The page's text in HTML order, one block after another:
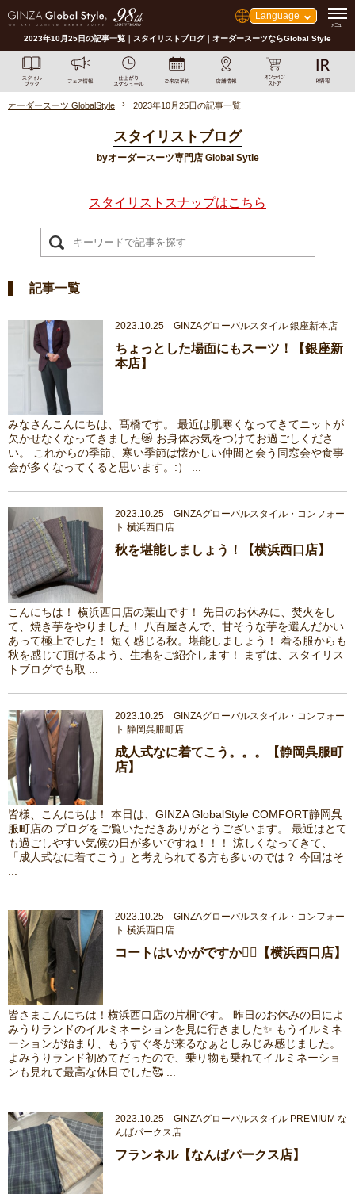
Language
2023年10月25日の記事一覧｜スタイリストブログ｜オーダースーツならGlobal Style
オーダースーツ GlobalStyle 2023年10月25日の記事一覧
スタイリストブログ
byオーダースーツ専門店 Global Sytle
スタイリストスナップはこちら
記事一覧
2023.10.25 GINZAグローバルスタイル 銀座新本店
ちょっとした場面にもスーツ！【銀座新
本店】
みなさんこんにちは、髙橋です。 最近は肌寒くなってきてニットが
欠かせなくなってきました😿 お身体お気をつけてお過ごしくださ
い。 これからの季節、寒い季節は懐かしい仲間と会う同窓会や食事
会が多くなってくると思います。:） ...
2023.10.25 GINZAグローバルスタイル・コンフォー
ト 横浜西口店
秋を堪能しましょう！【横浜西口店】
こんにちは！ 横浜西口店の葉山です！ 先日のお休みに、焚火をし
て、焼き芋をやりました！ 八百屋さんで、甘そうな芋を選んだかい
あって極上でした！ 短く感じる秋。堪能しましょう！ 着る服からも
秋を感じて頂けるよう、生地をご紹介します！ まずは、スタイリス
トブログでも取 ...
2023.10.25 GINZAグローバルスタイル・コンフォー
ト 静岡呉服町店
成人式なに着てこう。。。【静岡呉服町
店】
皆様、こんにちは！ 本日は、GINZA GlobalStyle COMFORT静岡呉
服町店の ブログをご覧いただきありがとうございます。 最近はとて
も過ごしやすい気候の日が多いですね！！！ 涼しくなってきて、
「成人式なに着てこう」と考えられてる方も多いのでは？ 今回はそ
2023.10.25 GINZAグローバルスタイル・コンフォー
ト 横浜西口店
コートはいかがですか💁‍♀️【横浜西口店】
皆さまこんにちは！横浜西口店の片桐です。 昨日のお休みの日によ
みうりランドのイルミネーションを見に行きました✨ もうイルミネ
ーションが始まり、もうすぐ冬が来るなぁとしみじみ感じました。
よみうりランド初めてだったので、乗り物も乗れてイルミネーショ
ンも見れて最高な休日でした🥰 ...
2023.10.25 GINZAグローバルスタイル PREMIUM な
んばパークス店
フランネル【なんばパークス店】